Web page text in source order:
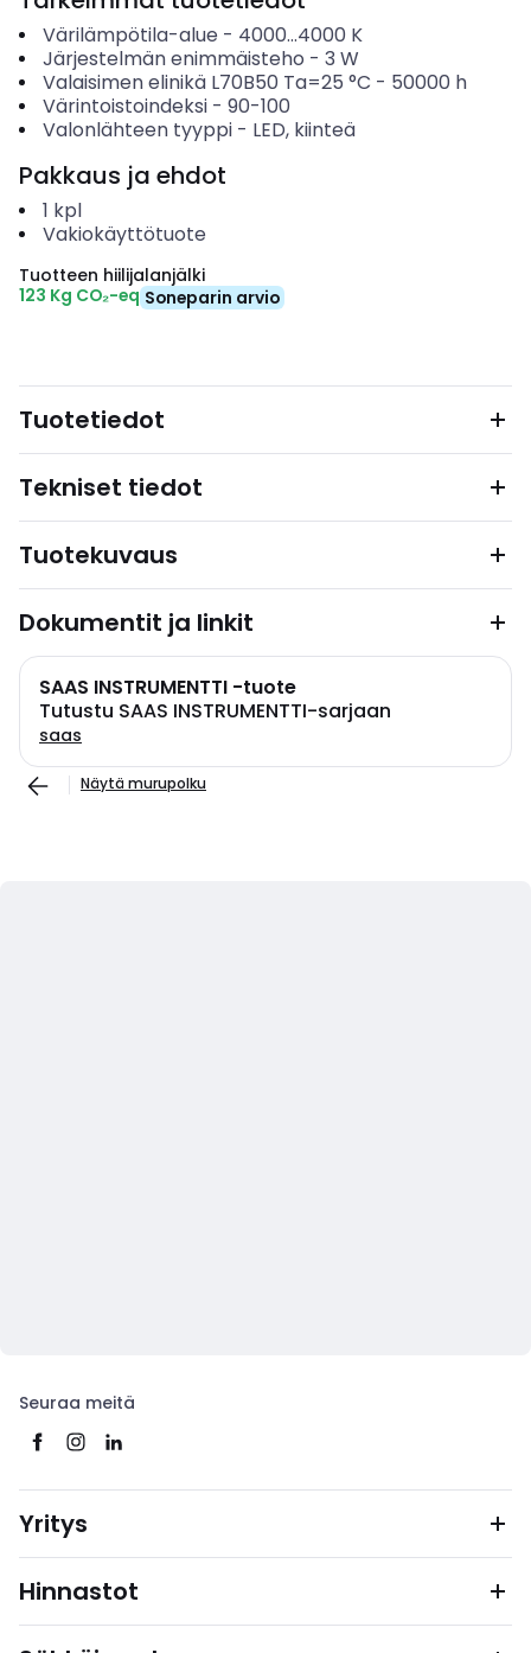
Värilämpötila-alue - 4000...4000 K
Järjestelmän enimmäisteho - 3 W
Valaisimen elinikä L70B50 Ta=25 °C - 50000 h
Värintoistoindeksi- 90-100
Valonlähteen tyyppi- LED, kiinteä
Pakkaus ja ehdot
1 kpl
Vakiokäyttötuote
Tuotteen hiilijalanjälki
123 Kg CO₂-eq Soneparin arvio
Tuotetiedot
Tekniset tiedot
Tuotekuvaus
Dokumentit ja linkit
SAAS INSTRUMENTTI -tuote
Tutustu SAAS INSTRUMENTTI-sarjaan
saas
Näytä murupolku
Seuraa meitä
Yritys
Hinnastot